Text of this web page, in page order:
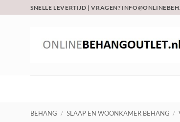
naar
SNELLE LEVERTIJD | VRAGEN?
BEHANG / SLAAP EN WOONKAMER BEHANG /